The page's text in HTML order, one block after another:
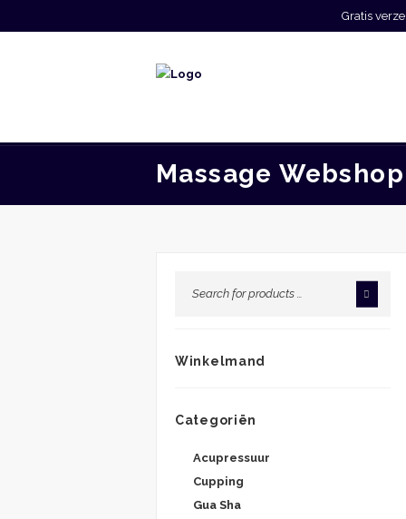
Gratis
Massage Webshop
Winkelmand
Categoriën
Acupressuur
Cupping
Gua Sha